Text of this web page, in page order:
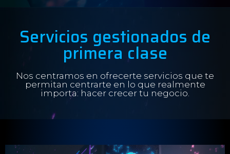
Servicios gestionados de
primera clase
Nos centramos en ofrecerte servicios que te
permitan centrarte en lo que realmente
importa: hacer crecer tu negocio.